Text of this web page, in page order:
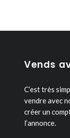
Vends
C’est très
vendre avec
créer un
l’annonce.